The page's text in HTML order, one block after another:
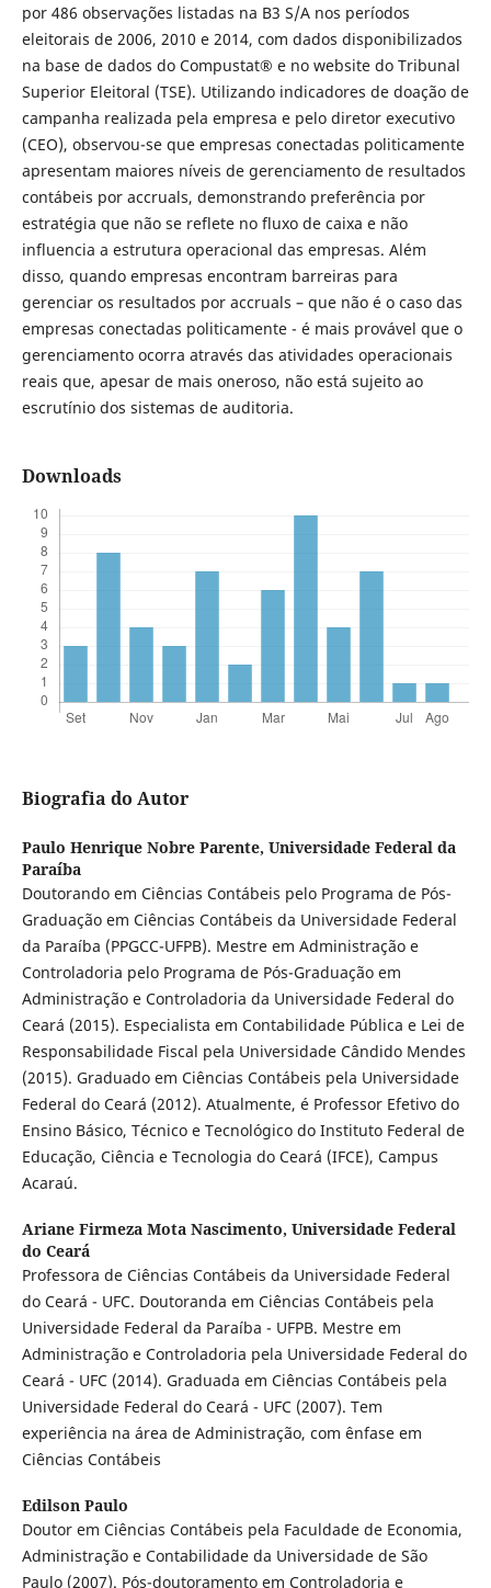
por 486 observações listadas na B3 S/A nos períodos
eleitorais de 2006, 2010 e 2014, com dados disponibilizados
na base de dados do Compustat® e no website do Tribunal
Superior Eleitoral (TSE). Utilizando indicadores de doação de
campanha realizada pela empresa e pelo diretor executivo
(CEO), observou-se que empresas conectadas politicamente
apresentam maiores níveis de gerenciamento de resultados
contábeis por accruals, demonstrando preferência por
estratégia que não se reflete no fluxo de caixa e não
influencia a estrutura operacional das empresas. Além
disso, quando empresas encontram barreiras para
gerenciar os resultados por accruals – que não é o caso das
empresas conectadas politicamente - é mais provável que o
gerenciamento ocorra através das atividades operacionais
reais que, apesar de mais oneroso, não está sujeito ao
escrutínio dos sistemas de auditoria.
Downloads
Biografia do Autor
Paulo Henrique Nobre Parente, Universidade Federal da
Paraíba
Doutorando em Ciências Contábeis pelo Programa de Pós-
Graduação em Ciências Contábeis da Universidade Federal
da Paraíba (PPGCC-UFPB). Mestre em Administração e
Controladoria pelo Programa de Pós-Graduação em
Administração e Controladoria da Universidade Federal do
Ceará (2015). Especialista em Contabilidade Pública e Lei de
Responsabilidade Fiscal pela Universidade Cândido Mendes
(2015). Graduado em Ciências Contábeis pela Universidade
Federal do Ceará (2012). Atualmente, é Professor Efetivo do
Ensino Básico, Técnico e Tecnológico do Instituto Federal de
Educação, Ciência e Tecnologia do Ceará (IFCE), Campus
Acaraú.
Ariane Firmeza Mota Nascimento, Universidade Federal
do Ceará
Professora de Ciências Contábeis da Universidade Federal
do Ceará - UFC. Doutoranda em Ciências Contábeis pela
Universidade Federal da Paraíba - UFPB. Mestre em
Administração e Controladoria pela Universidade Federal do
Ceará - UFC (2014). Graduada em Ciências Contábeis pela
Universidade Federal do Ceará - UFC (2007). Tem
experiência na área de Administração, com ênfase em
Ciências Contábeis
Edilson Paulo
Doutor em Ciências Contábeis pela Faculdade de Economia,
Administração e Contabilidade da Universidade de São
Paulo (2007). Pós-doutoramento em Controladoria e